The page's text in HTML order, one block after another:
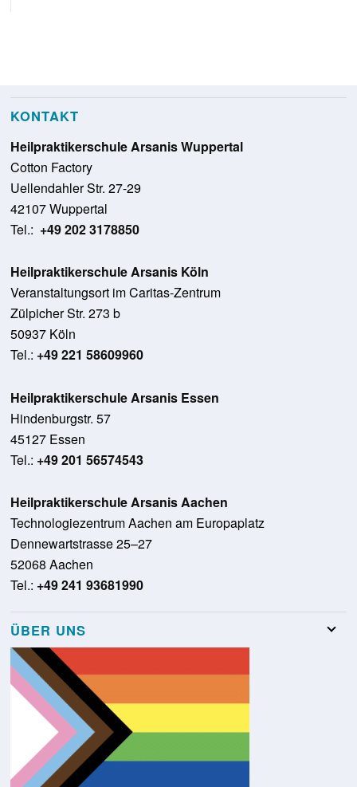
KONTAKT
Heilpraktikerschule Arsanis Wuppertal
Cotton Factory
Uellendahler Str. 27-29
42107 Wuppertal
Tel.: +49 202 3178850
Heilpraktikerschule Arsanis Köln
Veranstaltungsort im Caritas-Zentrum
Zülpicher Str. 273 b
50937 Köln
Tel.: +49 221 58609960
Heilpraktikerschule Arsanis Essen
Hindenburgstr. 57
45127 Essen
Tel.: +49 201 56574543
Heilpraktikerschule Arsanis Aachen
Technologiezentrum Aachen am Europaplatz
Dennewartstrasse 25–27
52068 Aachen
Tel.: +49 241 93681990
ÜBER UNS
Team
Stellenangebote
Presse
Schulungsraumvermietung
Glossar
Kontakt